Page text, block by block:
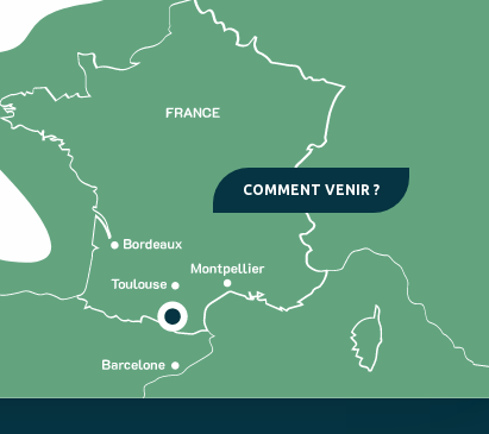
COMMENT VENIR ?